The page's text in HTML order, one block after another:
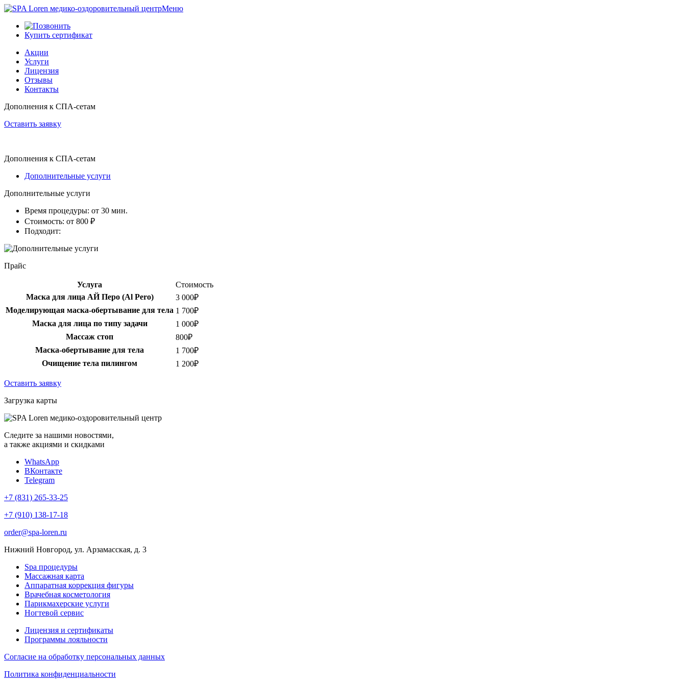
Меню
Купить сертификат
Акции
Услуги
Лицензия
Отзывы
Контакты
Дополнения к СПА-сетам
Оставить заявку
Дополнения к СПА-сетам
Дополнительные услуги
Дополнительные услуги
Время процедуры: от 30 мин.
Стоимость: от 800 ₽
Подходит:
Прайс
Услуга
Стоимость
Маска для лица АЙ Перо (Al Pero)
3 000₽
Моделирующая маска-обертывание для тела 1 700₽
Маска для лица по типу задачи
1 000₽
Массаж стоп
800₽
Маска-обертывание для тела
1 700₽
Очищение тела пилингом
1 200₽
Оставить заявку
Загрузка карты
Следите за нашими новостями,
а также акциями и скидками
WhatsApp
ВКонтакте
Telegram
+7 (831) 265-33-25
+7 (910) 138-17-18
order@spa-loren.ru
Нижний Новгород, ул. Арзамасская, д. 3
Spa процедуры
Массажная карта
Аппаратная коррекция фигуры
Врачебная косметология
Парикмахерские услуги
Ногтевой сервис
Лицензия и сертификаты
Программы лояльности
Согласие на обработку персональных данных
Политика конфиденциальности